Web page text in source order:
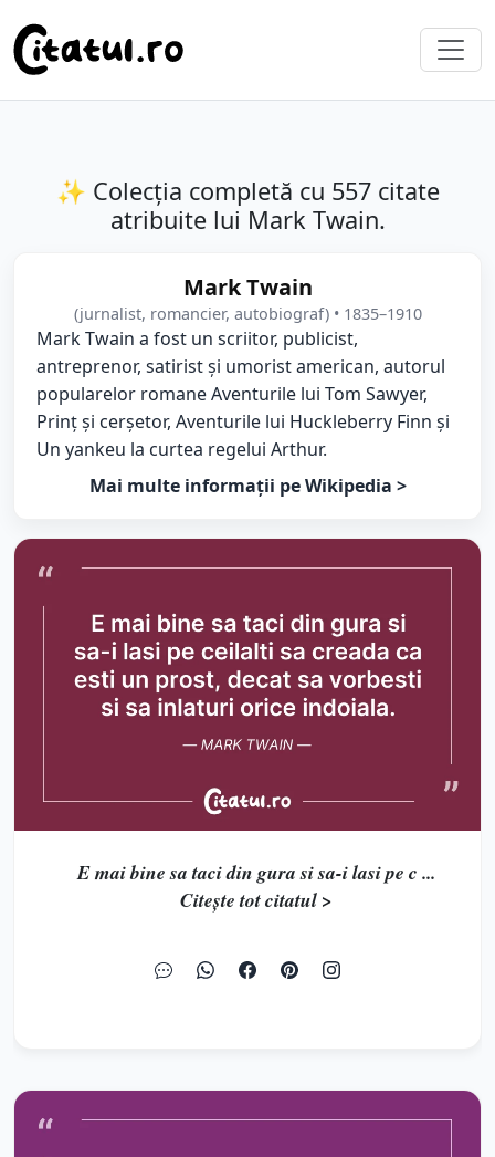
✨ Colecția completă cu 557 citate
atribuite lui Mark Twain.
Mark Twain
(jurnalist, romancier, autobiograf) • 1835–1910
Mark Twain a fost un scriitor, publicist,
antreprenor, satirist și umorist american, autorul
popularelor romane Aventurile lui Tom Sawyer,
Prinț și cerșetor, Aventurile lui Huckleberry Finn și
Un yankeu la curtea regelui Arthur.
Mai multe informații pe Wikipedia >
E mai bine sa taci din gura si sa-i lasi pe c ...
Citește tot citatul >